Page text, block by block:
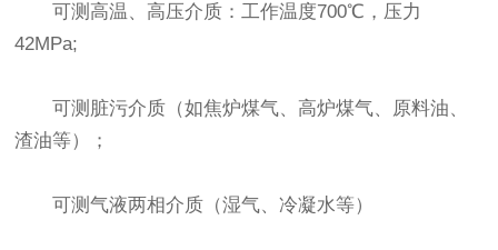
可测高温、高压介质：工作温度700℃，压力
42MPa;
可测脏污介质（如焦炉煤气、高炉煤气、原料油、
渣油等）；
可测气液两相介质（湿气、冷凝水等）